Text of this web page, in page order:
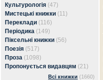
Культурологія (47)
Мистецькі книжки (11)
Переклади (116)
Періодика (149)
Піксельні книжки (56)
Поезія (517)
Проза (1098)
Пропонується видавцям (21)
Всі книжки (1660)